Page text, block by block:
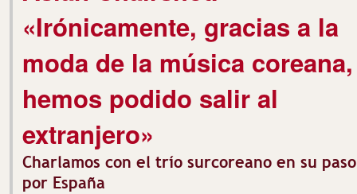
«Irónicamente, gracias a la
moda de la música coreana,
hemos podido salir al
extranjero»
Charlamos con el trío surcoreano en su paso
por España